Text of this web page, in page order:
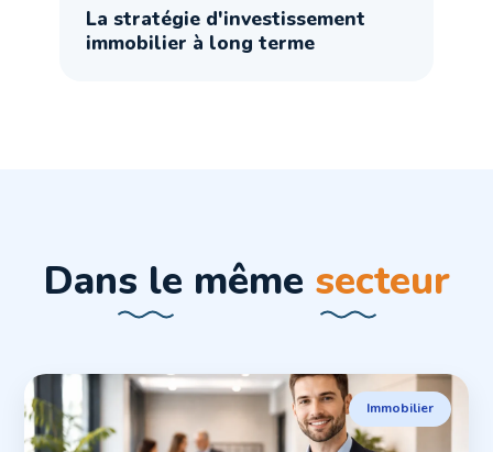
La stratégie d'investissement
immobilier à long terme
Dans le même secteur
Immobilier